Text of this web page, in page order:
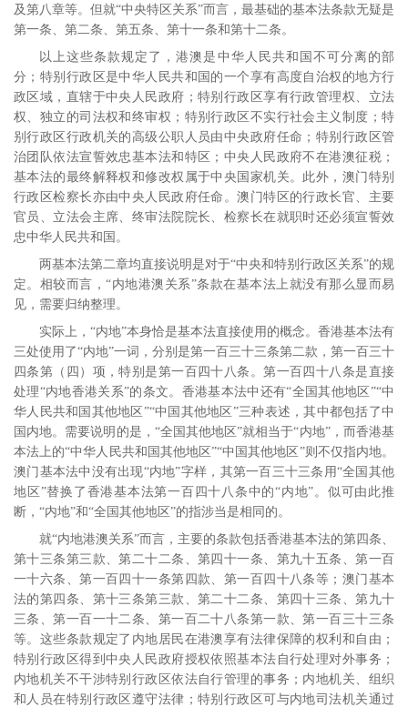
及第八章等。但就“中央特区关系”而言，最基础的基本法条款无疑是
第一条、第二条、第五条、第十一条和第十二条。
以上这些条款规定了，港澳是中华人民共和国不可分离的部
分；特别行政区是中华人民共和国的一个享有高度自治权的地方行
政区域，直辖于中央人民政府；特别行政区享有行政管理权、立法
权、独立的司法权和终审权；特别行政区不实行社会主义制度；特
别行政区行政机关的高级公职人员由中央政府任命；特别行政区管
治团队依法宣誓效忠基本法和特区；中央人民政府不在港澳征税；
基本法的最终解释权和修改权属于中央国家机关。此外，澳门特别
行政区检察长亦由中央人民政府任命。澳门特区的行政长官、主要
官员、立法会主席、终审法院院长、检察长在就职时还必须宣誓效
忠中华人民共和国。
两基本法第二章均直接说明是对于“中央和特别行政区关系”的规
定。相较而言，“内地港澳关系”条款在基本法上就没有那么显而易
见，需要归纳整理。
实际上，“内地”本身恰是基本法直接使用的概念。香港基本法有
三处使用了“内地”一词，分别是第一百三十三条第二款，第一百三十
四条第（四）项，特别是第一百四十八条。第一百四十八条是直接
处理“内地香港关系”的条文。香港基本法中还有“全国其他地区”“中
华人民共和国其他地区”“中国其他地区”三种表述，其中都包括了中
国内地。需要说明的是，“全国其他地区”就相当于“内地”，而香港基
本法上的“中华人民共和国其他地区”“中国其他地区”则不仅指内地。
澳门基本法中没有出现“内地”字样，其第一百三十三条用“全国其他
地区”替换了香港基本法第一百四十八条中的“内地”。似可由此推
断，“内地”和“全国其他地区”的指涉当是相同的。
就“内地港澳关系”而言，主要的条款包括香港基本法的第四条、
第十三条第三款、第二十二条、第四十一条、第九十五条、第一百
一十六条、第一百四十一条第四款、第一百四十八条等；澳门基本
法的第四条、第十三条第三款、第二十二条、第四十三条、第九十
三条、第一百一十二条、第一百二十八条第一款、第一百三十三条
等。这些条款规定了内地居民在港澳享有法律保障的权利和自由；
特别行政区得到中央人民政府授权依照基本法自行处理对外事务；
内地机关不干涉特别行政区依法自行管理的事务；内地机关、组织
和人员在特别行政区遵守法律；特别行政区可与内地司法机关通过